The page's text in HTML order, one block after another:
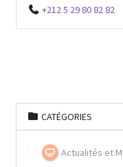
+212 5 29 80 82 82
CATÉGORIES
Actualités et